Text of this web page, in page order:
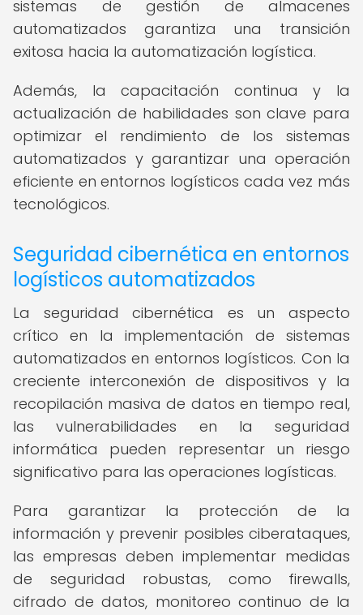
sistemas de gestión de almacenes
automatizados garantiza una transición
exitosa hacia la automatización logística.
Además, la capacitación continua y la
actualización de habilidades son clave para
optimizar el rendimiento de los sistemas
automatizados y garantizar una operación
eficiente en entornos logísticos cada vez más
tecnológicos.
Seguridad cibernética en entornos
logísticos automatizados
La seguridad cibernética es un aspecto
crítico en la implementación de sistemas
automatizados en entornos logísticos. Con la
creciente interconexión de dispositivos y la
recopilación masiva de datos en tiempo real,
las vulnerabilidades en la seguridad
informática pueden representar un riesgo
significativo para las operaciones logísticas.
Para garantizar la protección de la
información y prevenir posibles ciberataques,
las empresas deben implementar medidas
de seguridad robustas, como firewalls,
cifrado de datos, monitoreo continuo de la